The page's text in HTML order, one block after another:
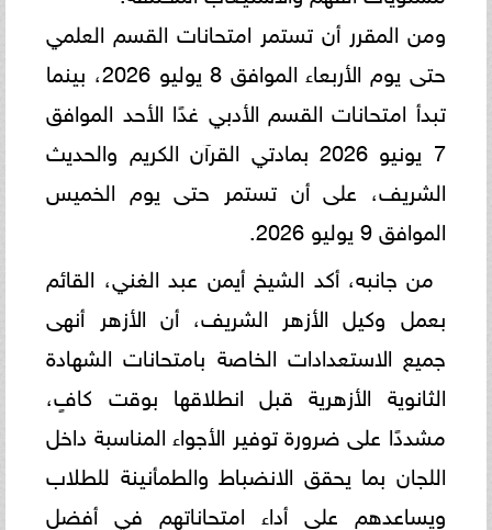
ومن المقرر أن تستمر امتحانات القسم العلمي
حتى يوم الأربعاء الموافق 8 يوليو 2026، بينما
تبدأ امتحانات القسم الأدبي غدًا الأحد الموافق
7 يونيو 2026 بمادتي القرآن الكريم والحديث
الشريف، على أن تستمر حتى يوم الخميس
الموافق 9 يوليو 2026.
من جانبه، أكد الشيخ أيمن عبد الغني، القائم
بعمل وكيل الأزهر الشريف، أن الأزهر أنهى
جميع الاستعدادات الخاصة بامتحانات الشهادة
الثانوية الأزهرية قبل انطلاقها بوقت كافٍ،
مشددًا على ضرورة توفير الأجواء المناسبة داخل
اللجان بما يحقق الانضباط والطمأنينة للطلاب
ويساعدهم على أداء امتحاناتهم في أفضل